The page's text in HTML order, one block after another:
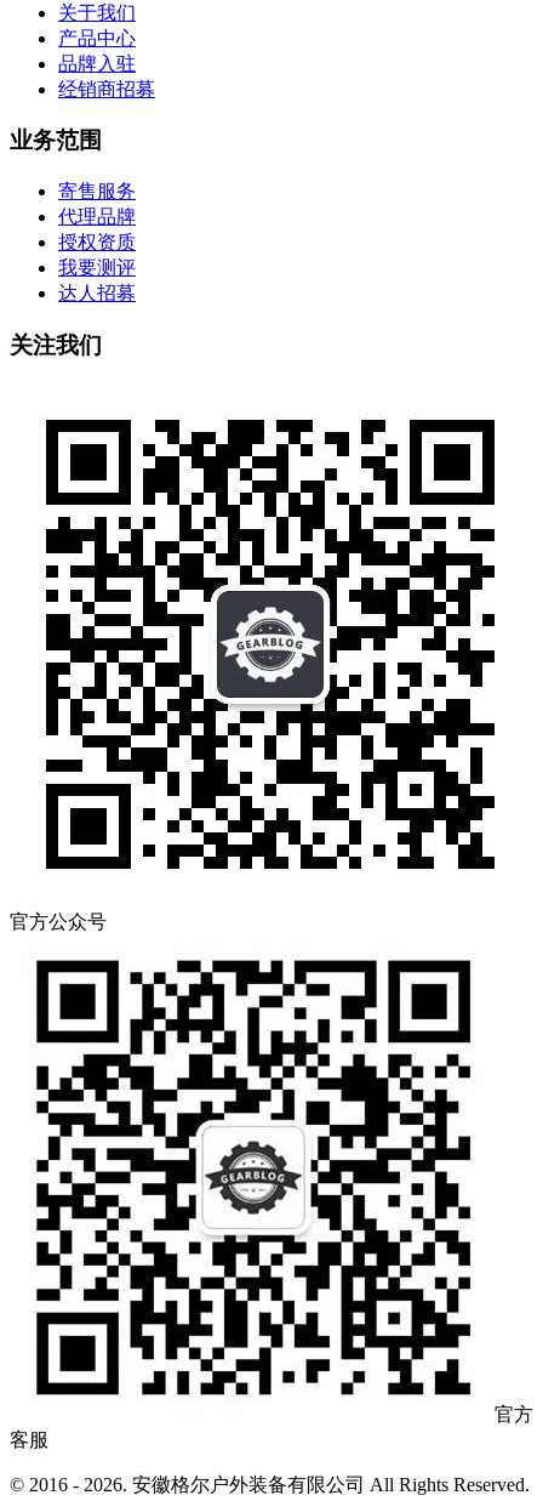
关于我们
产品中心
品牌入驻
经销商招募
业务范围
寄售服务
代理品牌
授权资质
我要测评
达人招募
关注我们
官方公众号
官方
客服
© 2016 - 2026. 安徽格尔户外装备有限公司 All Rights Reserved.